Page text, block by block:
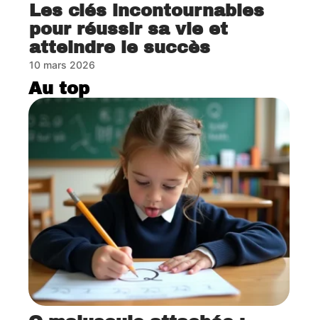
Les clés incontournables
pour réussir sa vie et
atteindre le succès
10 mars 2026
Au top